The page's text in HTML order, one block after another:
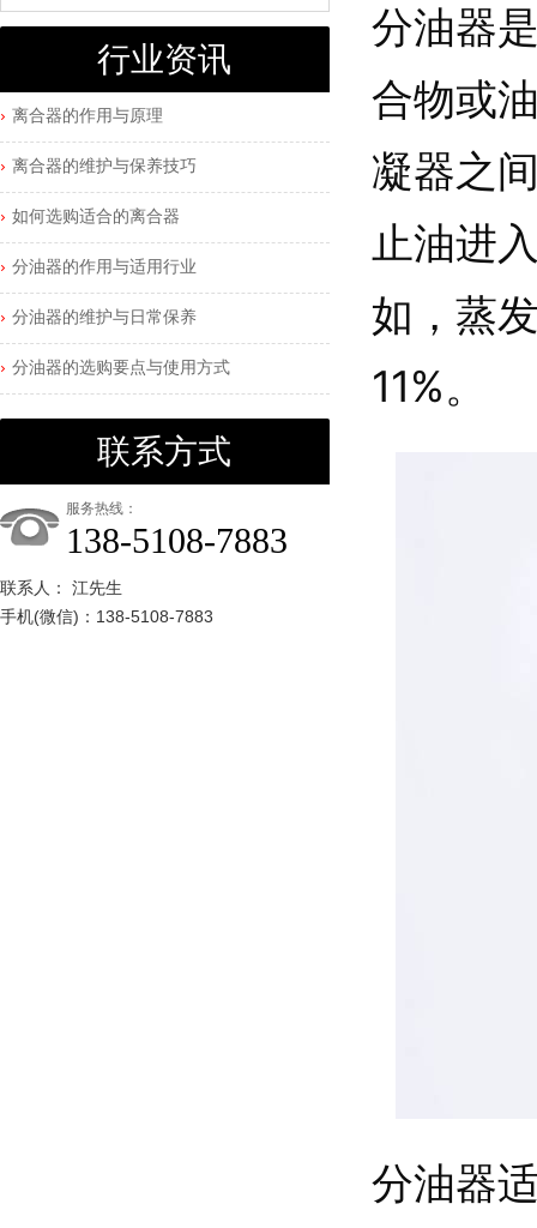
行业资讯
离合器的作用与原理
离合器的维护与保养技巧
如何选购适合的离合器
分油器的作用与适用行业
分油器的维护与日常保养
分油器的选购要点与使用方式
联系方式
服务热线：
138-5108-7883
联系人： 江先生
手机(微信)：138-5108-7883
分油器
合物或
凝器之
止油进
如，蒸
11%。
分油器